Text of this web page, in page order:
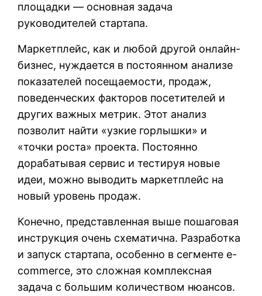
площадки — основная задача
руководителей стартапа.
Маркетплейс, как и любой другой онлайн-
бизнес, нуждается в постоянном анализе
показателей посещаемости, продаж,
поведенческих факторов посетителей и
других важных метрик. Этот анализ
позволит найти «узкие горлышки» и
«точки роста» проекта. Постоянно
дорабатывая сервис и тестируя новые
идеи, можно выводить маркетплейс на
новый уровень продаж.
Конечно, представленная выше пошаговая
инструкция очень схематична. Разработка
и запуск стартапа, особенно в сегменте e-
commerce, это сложная комплексная
задача с большим количеством нюансов.